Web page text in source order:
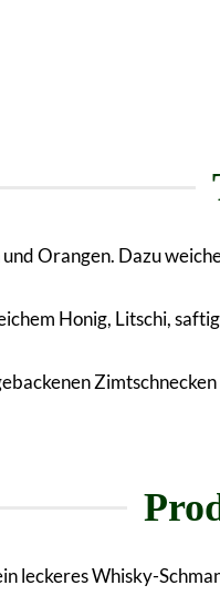
Orangen. Dazu
Honig, Litschi,
leckeres Whisky-